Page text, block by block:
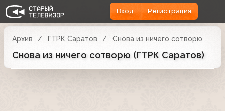
Вход Регистрация
Архив ГТРК Саратов Снова из ничего сотворю
Снова из ничего сотворю (ГТРК Саратов)